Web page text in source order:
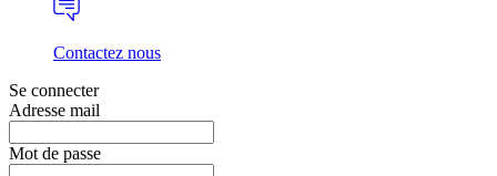
Contactez nous
Se connecter
Adresse mail
Mot de passe